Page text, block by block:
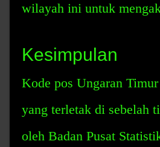
wilayah ini untuk
Kesimpulan
Kode pos Ungaran
yang terletak di sebelah
oleh Badan Pusat